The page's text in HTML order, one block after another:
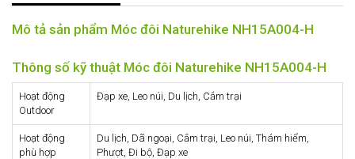
Mô tả sản phẩm Móc đôi Naturehike NH15A004-H
Thông số kỹ thuật Móc đôi Naturehike NH15A004-H
Hoạt động
Outdoor
Đạp xe, Leo núi, Du lịch, Cắm trại
Hoạt động
phù hợp
Du lịch, Dã ngoại, Cắm trại, Leo núi, Thám hiểm,
Phượt, Đi bộ, Đạp xe